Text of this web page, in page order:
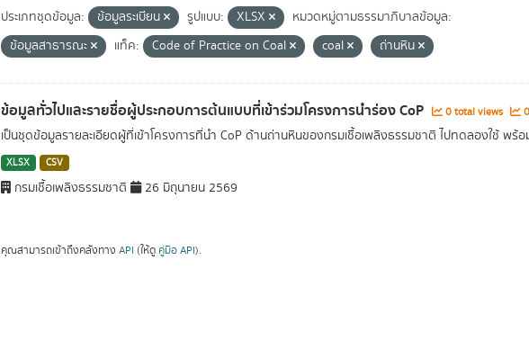
ประเภทชุดข้อมูล: ข้อมูลระเบียน รูปแบบ: XLSX
หมวดหมู่ตามธรรมาภิบาลข้อมูล:
ข้อมูลสาธารณะ
แท็ค: Code of Practice on Coal coal ถ่านหิน
ข้อมูลทั่วไปและรายชื่อผู้ประกอบการต้นแบบที่เข้าร่วมโครงการนำร่อง CoP 0 total views 0
เป็นชุดข้อมูลรายละเอียดผู้ที่เข้าโครงการที่นำ CoP ด้านถ่านหินของกรมเชื้อเพลิงธรรมชาติ ไปทดลองใช้ พร้อ
XLSX CSV
กรมเชื้อเพลิงธรรมชาติ 26 มิถุนายน 2569
คุณสามารถเข้าถึงคลังทาง API (ให้ดู คู่มือ API).